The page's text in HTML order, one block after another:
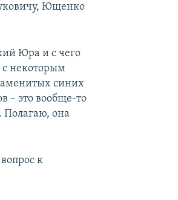
Ющенко
Юра и с чего
с некоторым
синих
– это вообще-то
Полагаю, она
к